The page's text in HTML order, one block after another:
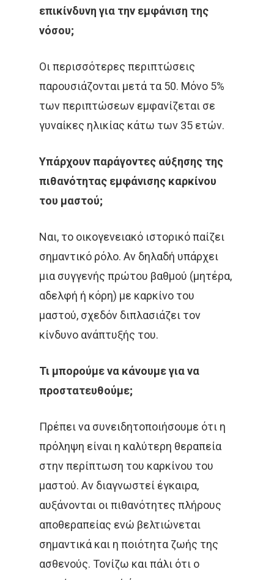
επικίνδυνη για την εμφάνιση της
νόσου;
Οι περισσότερες περιπτώσεις
παρουσιάζονται μετά τα 50. Μόνο 5%
των περιπτώσεων εμφανίζεται σε
γυναίκες ηλικίας κάτω των 35 ετών.
Υπάρχουν παράγοντες αύξησης της
πιθανότητας εμφάνισης καρκίνου
του μαστού;
Ναι, το οικογενειακό ιστορικό παίζει
σημαντικό ρόλο. Αν δηλαδή υπάρχει
μια συγγενής πρώτου βαθμού (μητέρα,
αδελφή ή κόρη) με καρκίνο του
μαστού, σχεδόν διπλασιάζει τον
κίνδυνο ανάπτυξής του.
Τι μπορούμε να κάνουμε για να
προστατευθούμε;
Πρέπει να συνειδητοποιήσουμε ότι η
πρόληψη είναι η καλύτερη θεραπεία
στην περίπτωση του καρκίνου του
μαστού. Αν διαγνωστεί έγκαιρα,
αυξάνονται οι πιθανότητες πλήρους
αποθεραπείας ενώ βελτιώνεται
σημαντικά και η ποιότητα ζωής της
ασθενούς. Τονίζω και πάλι ότι ο